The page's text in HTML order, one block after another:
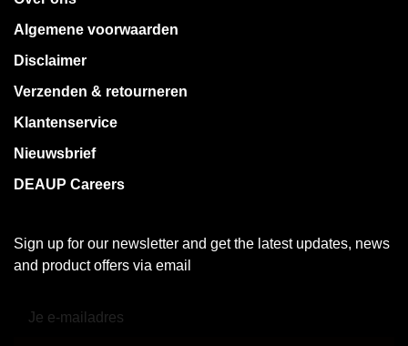
Algemene voorwaarden
Disclaimer
Verzenden & retourneren
Klantenservice
Nieuwsbrief
DEAUP Careers
Sign up for our newsletter and get the latest updates, news
and product offers via email